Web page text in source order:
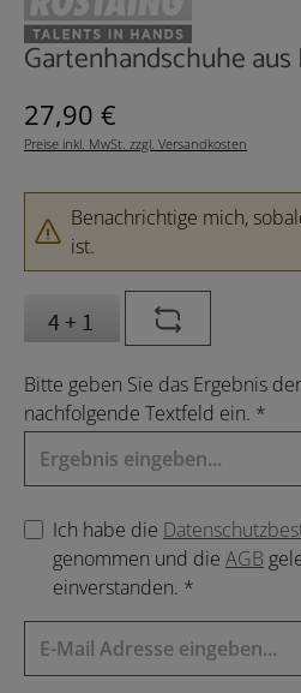
Gartenhandschuhe
Regulärer Preis:
27,90 €
Preise inkl. MwSt. zzgl. Versandkosten
Benachrichtige mich,
ist.
Bitte geben Sie das Ergebnis
nachfolgende Textfeld ein. *
Ich habe die
genommen und die AGB
einverstanden. *